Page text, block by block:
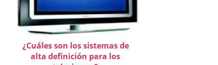
¿Cuáles son los sistemas de
alta definición para los